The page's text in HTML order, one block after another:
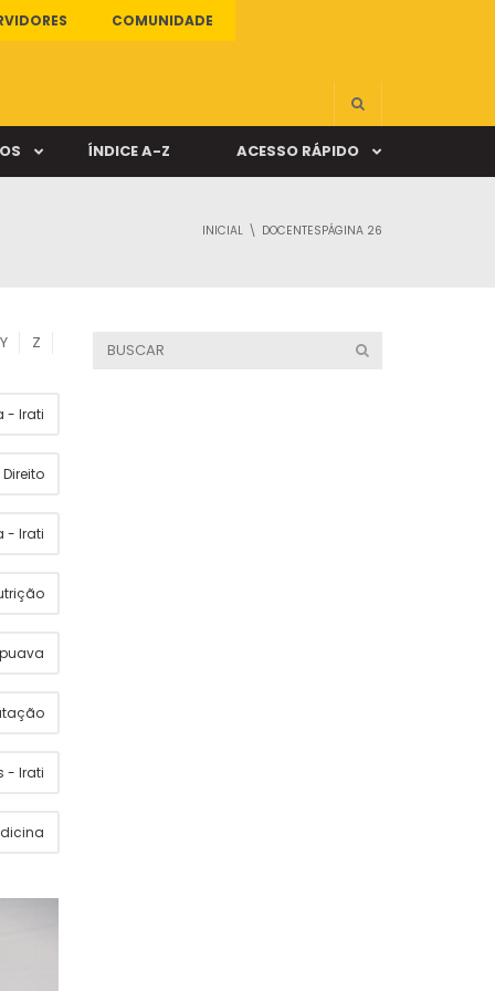
COMUNIDADE
ÍNDICE A-Z ACESSO RÁPIDO
INICIAL DOCENTESPÁGINA 26
Y Z
- Irati
Direito
- Irati
- Irati